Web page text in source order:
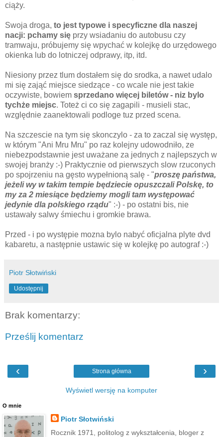
ciąży.
Swoja droga, to jest typowe i specyficzne dla naszej
nacji: pchamy się przy wsiadaniu do autobusu czy
tramwaju, próbujemy się wpychać w kolejkę do urzędowego
okienka lub do lotniczej odprawy, itp, itd.
Niesiony przez tlum dostałem się do srodka, a nawet udalo
mi się zająć miejsce siedzące - co wcale nie jest takie
oczywiste, bowiem sprzedano więcej biletów- niz bylo
tychże miejsc. Toteż ci co się zagapili - musieli stac,
względnie zaanektowali podloge tuz przed scena.
Na szczescie na tym się skonczylo - za to zaczal się występ,
w którym "Ani Mru Mru" po raz kolejny udowodniło, ze
niebezpodstawnie jest uważane za jednych z najlepszych w
swojej branży :-) Praktycznie od pierwszych slow rzuconych
po spojrzeniu na gęsto wypełnioną salę - "proszę państwa,
jeżeliwy w takim tempie będziecie opuszczaliPolskę, to
my za 2 miesiące będziemymogli tam występować
jedynie dla polskiego rządu" :-) - po ostatni bis, nie
ustawały salwy śmiechu i gromkie brawa.
Przed - i po występie mozna bylo nabyć oficjalna plyte dvd
kabaretu, a następnie ustawic się w kolejkę po autograf :-)
Piotr Słotwiński
Udostępnij
Brak komentarzy:
Prześlij komentarz
‹ ›
Strona główna
Wyświetl wersję na komputer
O mnie
Piotr Słotwiński
Rocznik 1971, politolog z wykształcenia, bloger z